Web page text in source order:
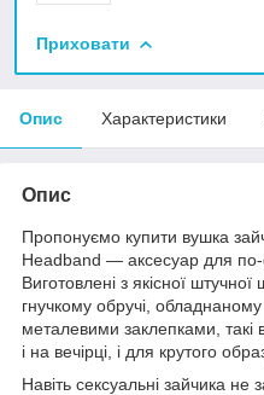
Приховати
Опис Характеристики
Опис
Пропонуємо купити вушка
Headband — аксесуар для по-
Виготовлені з якісної штучної
гнучкому обручі,
металевими заклепками, такі
і на вечірці, і для крутого
Навіть сексуальні зайчика не